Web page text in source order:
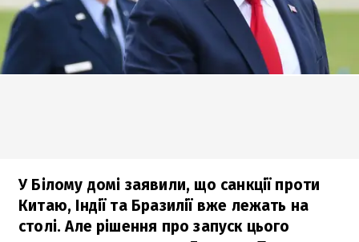
У Білому домі заявили, що санкції проти
Китаю, Індії та Бразилії вже лежать на
столі. Але рішення про запуск цього